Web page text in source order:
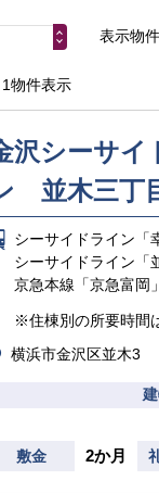
表示物
物件表示
沢シーサイ
並木三丁
シーサイドライン「
シーサイドライン「
京急本線「京急富岡
※住棟別の所要時間
横浜市金沢区並木3
敷金 2か月